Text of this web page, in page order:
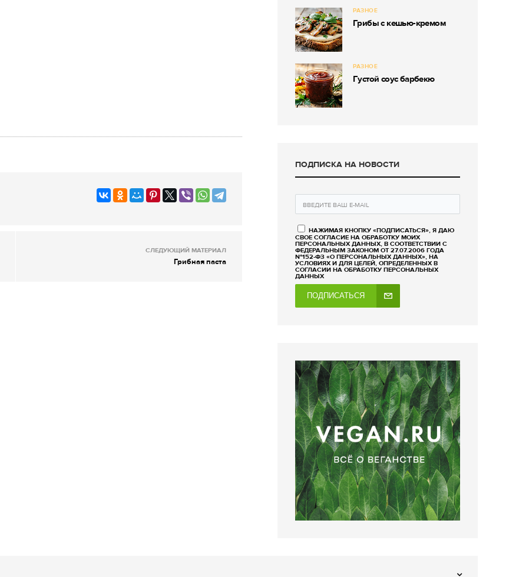
СЛЕДУЮЩИЙ МАТЕРИАЛ
Грибная паста
РАЗНОЕ
Грибы с кешью-кремом
РАЗНОЕ
Густой соус барбекю
ПОДПИСКА НА НОВОСТИ
НАЖИМАЯ КНОПКУ «ПОДПИСАТЬСЯ», Я ДАЮ
СВОЕ СОГЛАСИЕ НА ОБРАБОТКУ МОИХ
ПЕРСОНАЛЬНЫХ ДАННЫХ, В СООТВЕТСТВИИ С
ФЕДЕРАЛЬНЫМ ЗАКОНОМ ОТ 27.07.2006 ГОДА
№152-ФЗ «О ПЕРСОНАЛЬНЫХ ДАННЫХ», НА
УСЛОВИЯХ И ДЛЯ ЦЕЛЕЙ, ОПРЕДЕЛЕННЫХ В
СОГЛАСИИ НА ОБРАБОТКУ ПЕРСОНАЛЬНЫХ
ДАННЫХ
ПОДПИСАТЬСЯ